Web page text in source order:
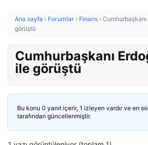
Ana sayfa › Forumlar › Finans ›
görüştü
Cumhurbaşkanı
ile görüştü
Bu konu 0 yanıt içerir, 1 izleyen vardır ve en
tarafından güncellenmiştir.